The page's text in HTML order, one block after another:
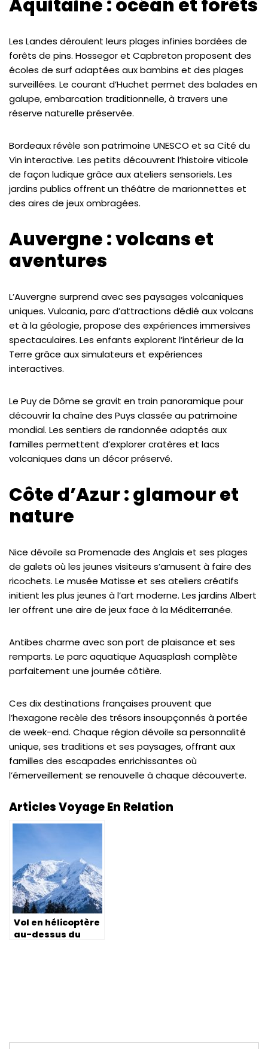
Aquitaine : océan et forêts
Les Landes déroulent leurs plages infinies bordées de
forêts de pins. Hossegor et Capbreton proposent des
écoles de surf adaptées aux bambins et des plages
surveillées. Le courant d’Huchet permet des balades en
galupe, embarcation traditionnelle, à travers une
réserve naturelle préservée.
Bordeaux révèle son patrimoine UNESCO et sa Cité du
Vin interactive. Les petits découvrent l’histoire viticole
de façon ludique grâce aux ateliers sensoriels. Les
jardins publics offrent un théâtre de marionnettes et
des aires de jeux ombragées.
Auvergne : volcans et
aventures
L’Auvergne surprend avec ses paysages volcaniques
uniques. Vulcania, parc d’attractions dédié aux volcans
et à la géologie, propose des expériences immersives
spectaculaires. Les enfants explorent l’intérieur de la
Terre grâce aux simulateurs et expériences
interactives.
Le Puy de Dôme se gravit en train panoramique pour
découvrir la chaîne des Puys classée au patrimoine
mondial. Les sentiers de randonnée adaptés aux
familles permettent d’explorer cratères et lacs
volcaniques dans un décor préservé.
Côte d’Azur : glamour et
nature
Nice dévoile sa Promenade des Anglais et ses plages
de galets où les jeunes visiteurs s’amusent à faire des
ricochets. Le musée Matisse et ses ateliers créatifs
initient les plus jeunes à l’art moderne. Les jardins Albert
Ier offrent une aire de jeux face à la Méditerranée.
Antibes charme avec son port de plaisance et ses
remparts. Le parc aquatique Aquasplash complète
parfaitement une journée côtière.
Ces dix destinations françaises prouvent que
l’hexagone recèle des trésors insoupçonnés à portée
de week-end. Chaque région dévoile sa personnalité
unique, ses traditions et ses paysages, offrant aux
familles des escapades enrichissantes où
l’émerveillement se renouvelle à chaque découverte.
Articles Voyage En Relation
Vol en hélicoptère
au-dessus du